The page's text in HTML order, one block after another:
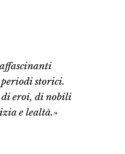
storici.
di eroi, di nobili
e lealtà.»